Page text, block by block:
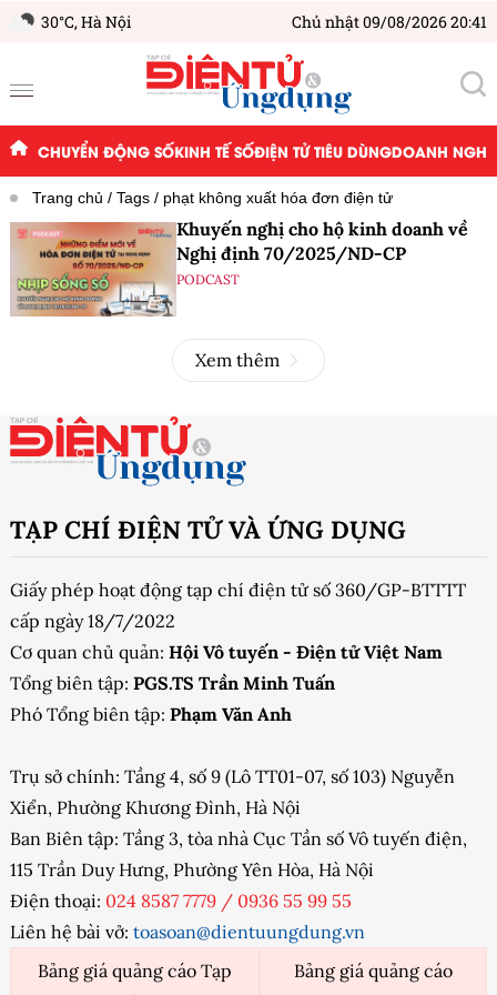
30°C,Hà Nội Chủ nhật 09/08/2026 20:41
CHUYỂN ĐỘNG SỐKINH TẾ SỐĐIỆN TỬ TIÊU DÙNGDOANH
Trang chủ Tags phạt không xuất hóa đơn điện tử
Khuyến nghị cho hộ kinh doanh về
Nghị định 70/2025/ND-CP
PODCAST
Xem thêm
TẠP CHÍ ĐIỆN TỬ VÀ ỨNG DỤNG
Giấy phép hoạt động tạp chí điện tử số 360/GP-BTTTT
cấp ngày 18/7/2022
Cơ quan chủ quản: Hội Vô tuyến - Điện tử Việt Nam
Tổng biên tập: PGS.TS Trần Minh Tuấn
Phó Tổng biên tập: Phạm Văn Anh
Trụ sở chính: Tầng 4, số 9 (Lô TT01-07, số 103) Nguyễn
Xiển, Phường Khương Đình, Hà Nội
Ban Biên tập: Tầng 3, tòa nhà Cục Tần số Vô tuyến điện,
115 Trần Duy Hưng, Phường Yên Hòa, Hà Nội
Điện thoại: 024 8587 7779 / 0936 55 99 55
Liên hệ bài vở: toasoan@dientuungdung.vn
Bảng giá quảng cáo Tạp
Bảng giá quảng cáo